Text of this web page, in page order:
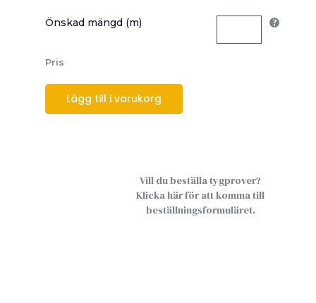
Önskad mängd (m)
Pris
Lägg till i varukorg
Vill du beställa tygprover?
Klicka här för att komma till
beställningsformuläret.